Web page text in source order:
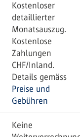
Kostenloser
detaillierter
Monatsauszug.
Kostenlose
Zahlungen
CHF/Inland.
Details gemäss
Preise und
Gebühren
Keine